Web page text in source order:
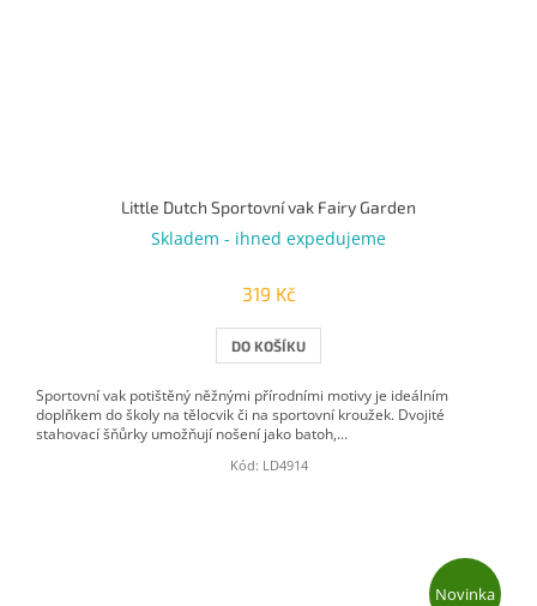
Little Dutch Sportovní vak Fairy Garden
Skladem - ihned expedujeme
319 Kč
DO KOŠÍKU
Sportovní vak potištěný něžnými přírodními motivy je ideálním
doplňkem do školy na tělocvik či na sportovní kroužek. Dvojité
stahovací šňůrky umožňují nošení jako batoh,...
Kód: LD4914
Novinka